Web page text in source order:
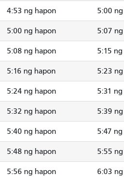
4:53 ng hapon 5:00
5:00 ng hapon 5:07
5:08 ng hapon 5:15
5:16 ng hapon 5:23
5:24 ng hapon 5:31
5:32 ng hapon 5:39
5:40 ng hapon 5:47
5:48 ng hapon 5:55
5:56 ng hapon 6:03